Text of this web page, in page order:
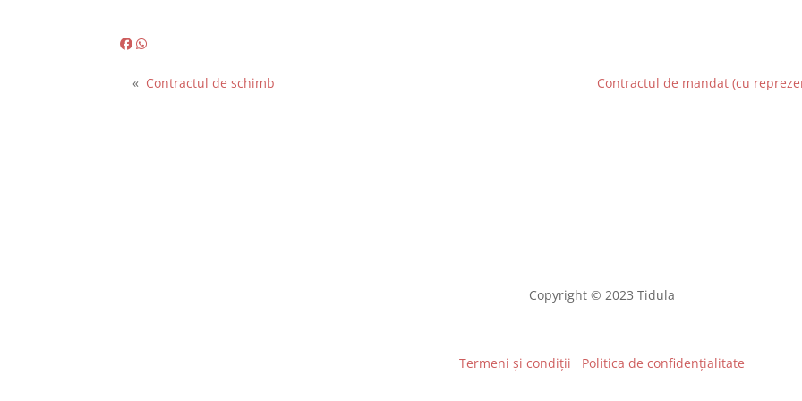
« Contractul de schimb Contractul de mandat (cu
Copyright © 2023 Tidula
Termeni și condiții Politica de confidențialitate